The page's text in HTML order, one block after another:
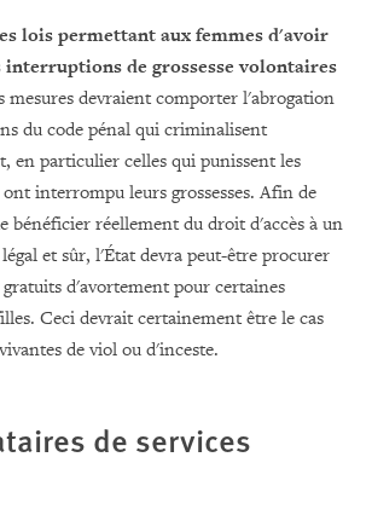
lois permettant aux femmes d'avoir
interruptions de grossesse volontaires
mesures devraient comporter l'abrogation
du code pénal qui criminalisent
en particulier celles qui punissent les
interrompu leurs grossesses. Afin de
bénéficier réellement du droit d'accès à un
et sûr, l'État devra peut-être procurer
gratuits d'avortement pour certaines
Ceci devrait certainement être le cas
de viol ou d'inceste.
de services